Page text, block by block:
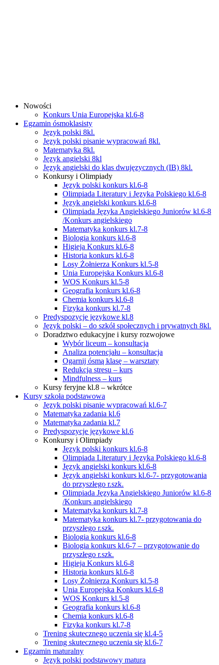
Nowości
Konkurs Unia Europejska kl.6-8
Egzamin ósmoklasisty
Język polski 8kl.
Język polski pisanie wypracowań 8kl.
Matematyka 8kl.
Język angielski 8kl
Język angielski do klas dwujęzycznych (IB) 8kl.
Konkursy i Olimpiady
Język polski konkurs kl.6-8
Olimpiada Literatury i Języka Polskiego kl.6-8
Język angielski konkurs kl.6-8
Olimpiada Języka Angielskiego Juniorów kl.6-8
/Konkurs angielskiego
Matematyka konkurs kl.7-8
Biologia konkurs kl.6-8
Higieja Konkurs kl.6-8
Historia konkurs kl.6-8
Losy Żołnierza Konkurs kl.5-8
Unia Europejska Konkurs kl.6-8
WOS Konkurs kl.5-8
Geografia konkurs kl.6-8
Chemia konkurs kl.6-8
Fizyka konkurs kl.7-8
Predyspozycje językowe kl.8
Język polski – do szkół społecznych i prywatnych 8kl.
Doradztwo edukacyjne i kursy rozwojowe
Wybór liceum – konsultacja
Analiza potencjału – konsultacja
Ogarnij ósmą klasę – warsztaty
Redukcja stresu – kurs
Mindfulness – kurs
Kursy feryjne kl.8 – wkrótce
Kursy szkoła podstawowa
Język polski pisanie wypracowań kl.6-7
Matematyka zadania kl.6
Matematyka zadania kl.7
Predyspozycje językowe kl.6
Konkursy i Olimpiady
Język polski konkurs kl.6-8
Olimpiada Literatury i Języka Polskiego kl.6-8
Język angielski konkurs kl.6-8
Język angielski konkurs kl.6-7- przygotowania
do przyszłego r.szk.
Olimpiada Języka Angielskiego Juniorów kl.6-8
/Konkurs angielskiego
Matematyka konkurs kl.7-8
Matematyka konkurs kl.7- przygotowania do
przyszłego r.szk.
Biologia konkurs kl.6-8
Biologia konkurs kl.6-7 – przygotowanie do
przyszłego r.szk.
Higieja Konkurs kl.6-8
Historia konkurs kl.6-8
Losy Żołnierza Konkurs kl.5-8
Unia Europejska Konkurs kl.6-8
WOS Konkurs kl.5-8
Geografia konkurs kl.6-8
Chemia konkurs kl.6-8
Fizyka konkurs kl.7-8
Trening skutecznego uczenia się kl.4-5
Trening skutecznego uczenia się kl.6-7
Egzamin maturalny
Język polski podstawowy matura